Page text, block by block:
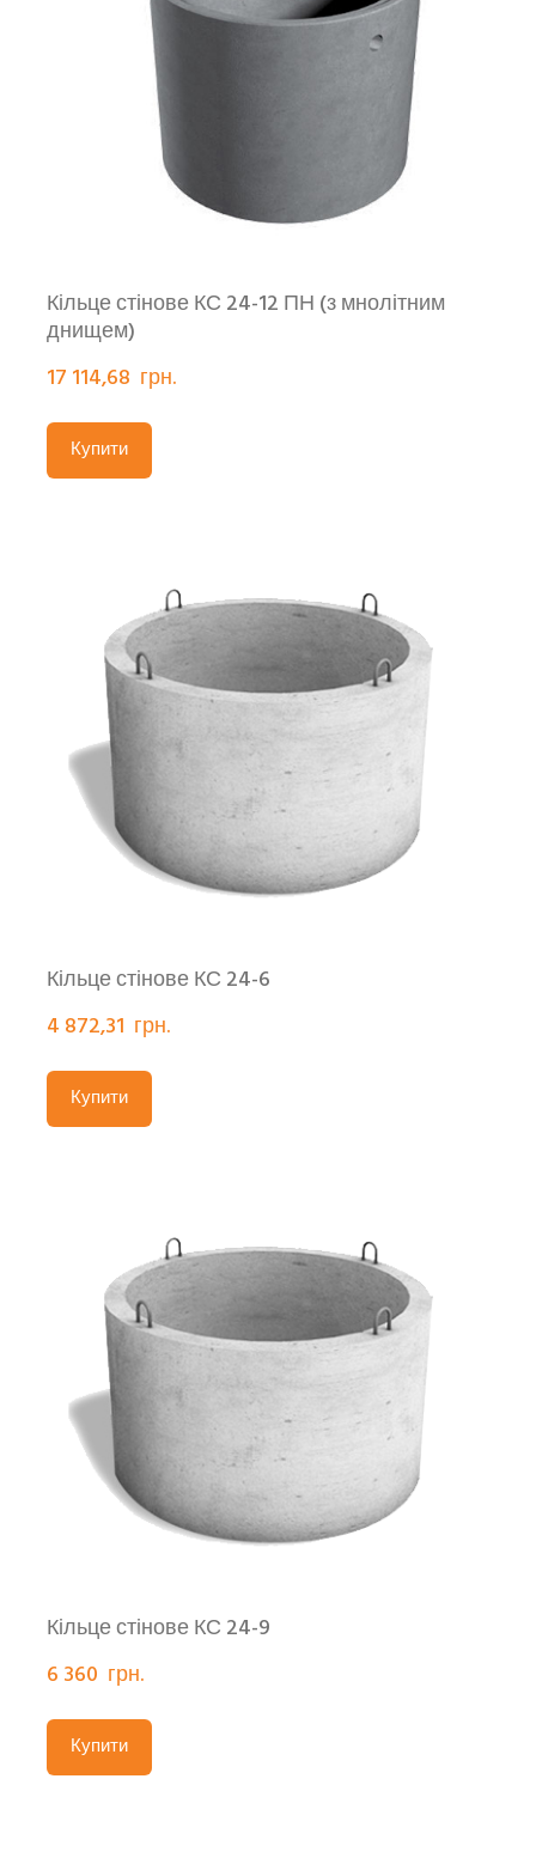
Кільце стінове КС 24-12 ПН (з мнолітним
днищем)
17 114,68  грн.
Купити
Кільце стінове КС 24-6
4 872,31  грн.
Купити
Кільце стінове КС 24-9
6 360  грн.
Купити